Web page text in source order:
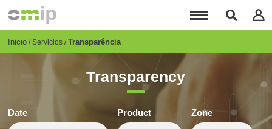
principal
Breadcrumb
Inicio Servicios Transparência
Transparency
Date Product Zone